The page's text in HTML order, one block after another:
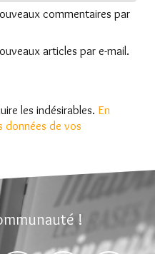
commentaires par
articles par e-mail.
les indésirables. En
données de vos
!